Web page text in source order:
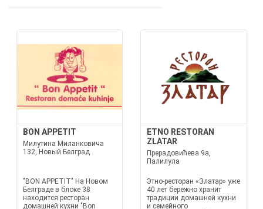
BON APPETIT
Милутина Миланковича
132, Новый Белград
"BON APPETIT" На Новом
Белграде в блоке 38
находится ресторан
домашней кухни "Bon
ETNO RESTORAN
ZLATAR
Прерадовићева 9а,
Палилула
Этно-ресторан «Златар» уже
40 лет бережно хранит
традиции домашней кухни
и семейного